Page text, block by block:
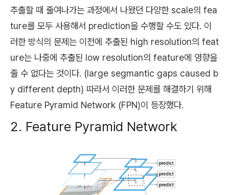
추출할 때 줄여나가는 과정에서 나왔던 다양한 scale의 fea
ture를 모두 사용해서 prediction을 수행할 수도 있다. 이
러한 방식의 문제는 이전에 추출된 high resolution의 feat
ure는 나중에 추출된 low resolution의 feature에 영향을
줄 수 없다는 것이다. (large segmantic gaps caused b
y different depth) 따라서 이러한 문제를 해결하기 위해
Feature Pyramid Network (FPN)이 등장했다.
2. Feature Pyramid Network